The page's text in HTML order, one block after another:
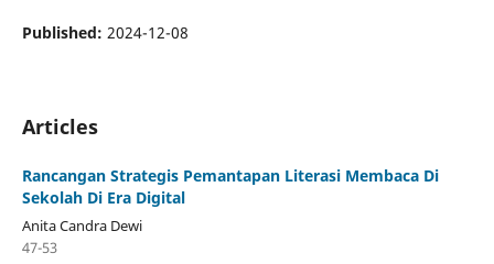
Published: 2024-12-08
Articles
Rancangan Strategis Pemantapan Literasi Membaca Di
Sekolah Di Era Digital
Anita Candra Dewi
47-53